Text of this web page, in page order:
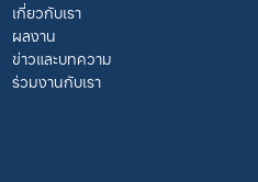
เกี่ยวกับเรา
ผลงาน
ข่าวและบทความ
ร่วมงานกับเรา